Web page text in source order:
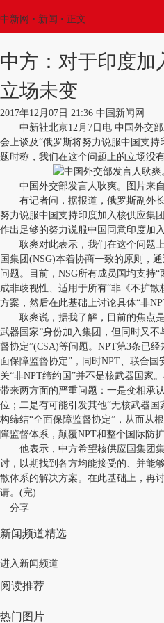
中新网 • 新闻 • 正文
中方：对于印度加
立场未变
2017年12月07日 21:36 中国新闻网
中新社北京12月7日电 中国外交部
会上谈及“俄罗斯将努力说服中国支持
题时称，我们在这个问题上的立场没有
中国外交部发言人耿爽。图片来
有记者问，据报道，俄罗斯副外长
努力说服中国支持印度加入核供应集
作出足够的努力说服中国同意印度加
耿爽对此表示，我们在这个问题上
国集团(NSG)本着协商一致的原则，
问题。目前，NSG所有成员国均支持
成非歧视性、适用于所有“非《不扩
方案，然后在此基础上讨论具体“非
耿爽说，据我了解，目前的焦点是
武器国家”身份加入集团，但同时又
督协定”(CSA)等问题。NPT第3条已
面保障监督协定”，同时NPT、联合国
关“非NPT缔约国”并不是核武器国家
带来两方面的严重问题：一是变相承
位；二是有可能引发其他“无核武器
构缔结“全面保障监督协定”，从而从
障监督体系，颠覆NPT和整个国际防扩
他表示，中方希望核供应国集团集
讨，以期找到各方均能接受的、并能
散体系的解决方案。在此基础上，再
请。(完)
分享
新闻频道精选
进入新闻频道
阅读推荐
热门图片